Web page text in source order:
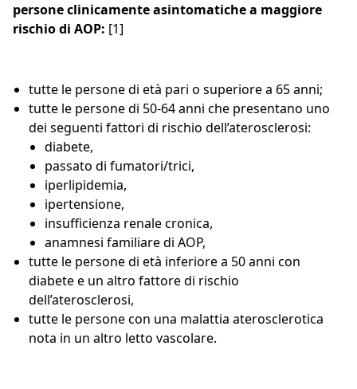
persone clinicamente asintomatiche a maggiore
rischio di AOP: [1]
tutte le persone di età pari o superiore a 65 anni;
tutte le persone di 50-64 anni che presentano uno
dei seguenti fattori di rischio dell’aterosclerosi:
diabete,
passato di fumatori/trici,
iperlipidemia,
ipertensione,
insufficienza renale cronica,
anamnesi familiare di AOP,
tutte le persone di età inferiore a 50 anni con
diabete e un altro fattore di rischio
dell’aterosclerosi,
tutte le persone con una malattia aterosclerotica
nota in un altro letto vascolare.